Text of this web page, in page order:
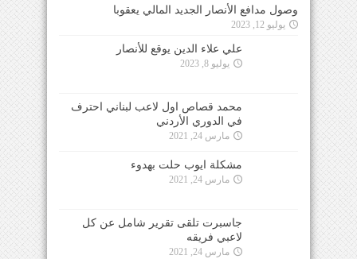
وصول مدافع الأنصار الجديد المالي يعقوبا
يوليو 12, 2023
علي علاء الدين يوقع للأنصار
يوليو 8, 2023
محمد قصاص اول لاعب لبناني احترف
في الدوري الأردني
مارس 24, 2021
مشكلة ايوب حلت بهدوء
مارس 24, 2021
جاسبرت تلقى تقرير شامل عن كل
لاعبي فريقه
مارس 24, 2021